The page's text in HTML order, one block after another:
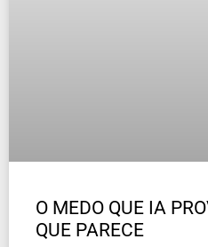
O MEDO QUE IA
QUE PARECE